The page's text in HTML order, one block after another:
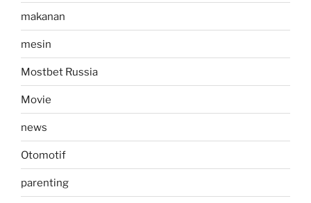
makanan
mesin
Mostbet Russia
Movie
news
Otomotif
parenting